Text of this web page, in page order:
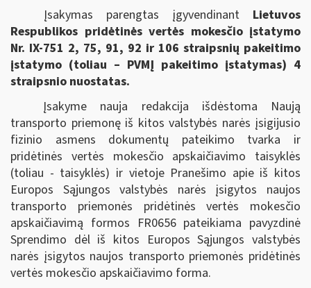
Įsakymas parengtas įgyvendinant
Lietuvos
Respublikos pridėtinės vertės mokesčio įstatymo
Nr. IX-751 2, 75, 91, 92 ir 106 straipsnių pakeitimo
įstatymo (toliau – PVMĮ pakeitimo įstatymas) 4
straipsnio nuostatas.
Įsakyme nauja redakcija išdėstoma Naują
transporto priemonę iš kitos valstybės narės įsigijusio
fizinio asmens dokumentų pateikimo tvarka ir
pridėtinės vertės mokesčio apskaičiavimo taisyklės
(toliau - taisyklės) ir vietoje Pranešimo apie iš kitos
Europos Sąjungos valstybės narės įsigytos naujos
transporto priemonės pridėtinės vertės mokesčio
apskaičiavimą formos FR0656 pateikiama pavyzdinė
Sprendimo dėl iš kitos Europos Sąjungos valstybės
narės įsigytos naujos transporto priemonės pridėtinės
vertės mokesčio apskaičiavimo forma.